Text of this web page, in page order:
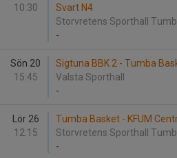
10:30
Svart N4
Storvretens Sporthall
-
Sön 20
15:45
Sigtuna BBK 2 - Tumba
Valsta Sporthall
-
Lör 26
12:15
Tumba Basket - KFUM
Storvretens Sporthall
-